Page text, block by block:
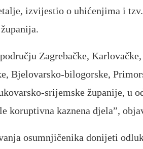
izvijestio o uhićenjima i
Zagrebačke,
Bjelovarsko-bilogorske,
srijemske županije, u
koruptivna kaznena djela”,
osumnjičenika donijeti